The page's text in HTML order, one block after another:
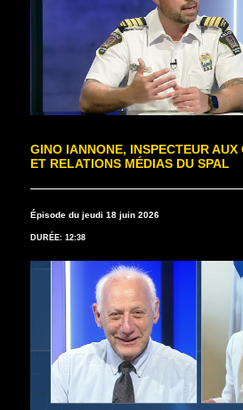
GINO IANNONE, INSPECTEUR AUX
ET RELATIONS MÉDIAS DU SPAL
Épisode du jeudi 18 juin 2026
DURÉE: 12:38